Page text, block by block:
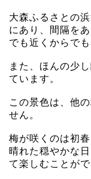
大森ふるさとの
にあり、間隔を
でも近くからで
また、ほんの少
ています。
この景色は、他
せん。
梅が咲くのは初
晴れた穏やかな
て楽しむことがで